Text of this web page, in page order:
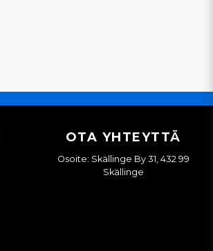
OTA YHTEYTTÄ
Osoite: Skällinge By 31, 432 99
Skällinge